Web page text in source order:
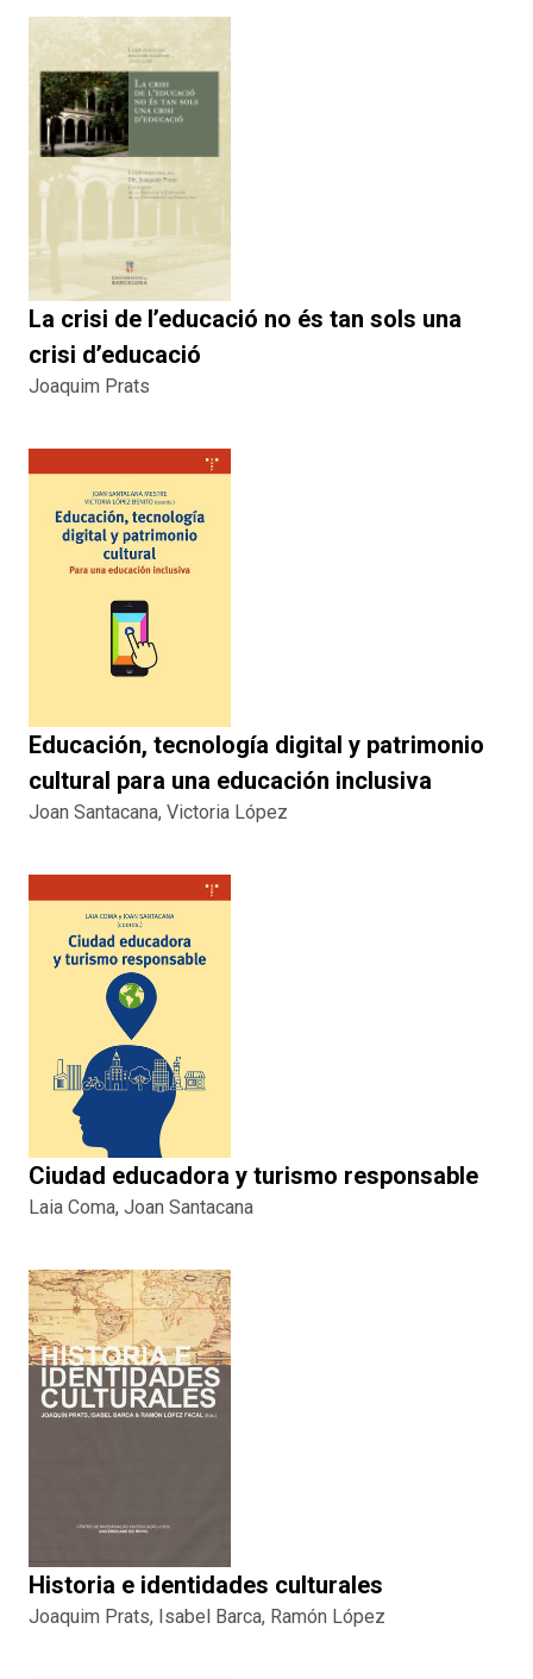
La crisi de l’educació no és tan sols una
crisi d’educació
Joaquim Prats
Educación, tecnología digital y patrimonio
cultural para una educación inclusiva
Joan Santacana, Victoria López
Ciudad educadora y turismo responsable
Laia Coma, Joan Santacana
Historia e identidades culturales
Joaquim Prats, Isabel Barca, Ramón López